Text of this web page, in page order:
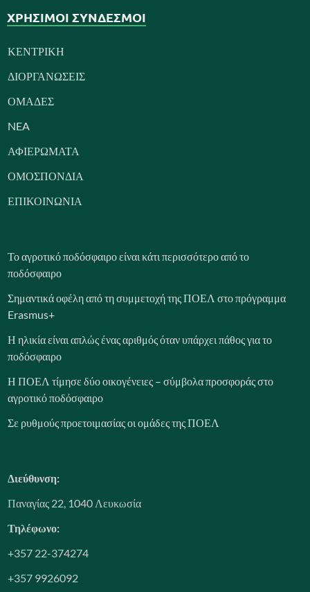
ΧΡΗΣΙΜΟΙ ΣΥΝΔΕΣΜΟΙ
ΚΕΝΤΡΙΚΗ
ΔΙΟΡΓΑΝΩΣΕΙΣ
ΟΜΑΔΕΣ
NEA
ΑΦΙΕΡΩΜΑΤΑ
ΟΜΟΣΠΟΝΔΙΑ
ΕΠΙΚΟΙΝΩΝΙΑ
Το αγροτικό ποδόσφαιρο είναι κάτι περισσότερο από το
ποδόσφαιρο
Σημαντικά οφέλη από τη συμμετοχή της ΠΟΕΛ στο πρόγραμμα
Erasmus+
Η ηλικία είναι απλώς ένας αριθμός όταν υπάρχει πάθος για το
ποδόσφαιρο
Η ΠΟΕΛ τίμησε δύο οικογένειες – σύμβολα προσφοράς στο
αγροτικό ποδόσφαιρο
Σε ρυθμούς προετοιμασίας οι ομάδες της ΠΟΕΛ
Διεύθυνση:
Παναγίας 22, 1040 Λευκωσία
Τηλέφωνο:
+357 22-374274
+357 9926092